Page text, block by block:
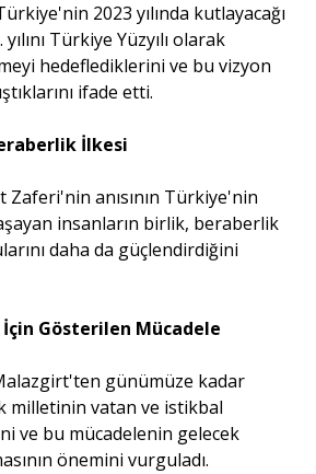
2023 yılında kutlayacağı
Türkiye Yüzyılı olarak
hedeflediklerini ve bu vizyon
ifade etti.
İlkesi
anısının Türkiye'nin
insanların birlik, beraberlik
daha da güçlendirdiğini
Gösterilen Mücadele
günümüze kadar
milletinin vatan ve istikbal
ve bu mücadelenin gelecek
önemini vurguladı.